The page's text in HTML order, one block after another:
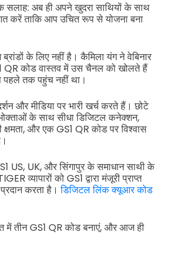
सलाह: अब ही अपने खुदरा साथियों के साथ
करें ताकि आप उचित रूप से योजना बना
के लिए नहीं है। कैमिला यंग ने वेबिनार
QR कोड वास्तव में उस चैनल को खोलते हैं
पहले तक पहुंच नहीं था।
और मीडिया पर भारी खर्च करते हैं। छोटे
के साथ सीधा डिजिटल कनेक्शन,
और एक GS1 QR कोड पर विश्वास
US, UK, और सिंगापुर के समाधान साथी के
व्यापारों को GS1 द्वारा मंजूरी प्राप्त
करता है।डिजिटल लिंक क्यूआर कोड
में तीन GS1 QR कोड बनाएं, और आज ही